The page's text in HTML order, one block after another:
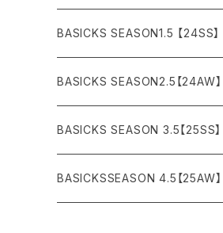
asics
agnes b
ARC'TERYX
VEST(ベスト）
SHORTS (ショーツ)
Figure/etc...
Accessory
Necklace
Bracelet
¥50,000〜¥100,000
¥100,000〜¥150,000
¥150,000〜
BASICKS SEASON1.5 【24SS】
BASICKS SEASON2.5【24AW】
BASICKS SEASON 3.5【25SS】
BASICKSSEASON 4.5【25AW】